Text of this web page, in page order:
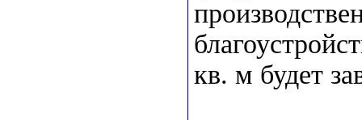
кв. м будет